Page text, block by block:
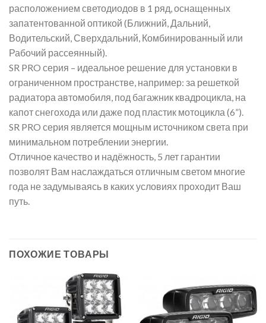
расположением светодиодов в 1 ряд, оснащенных
запатентованной оптикой (Ближний, Дальний,
Водительский, Сверхдальний, Комбинированный или
Рабочий рассеянный).
SR PRO серия – идеальное решение для установки в
ограниченном пространстве, например: за решеткой
радиатора автомобиля, под багажник квадроцикла, на
капот снегохода или даже под пластик мотоцикла (6”).
SR PRO серия является мощным источником света при
минимальном потреблении энергии.
Отличное качество и надёжность, 5 лет гарантии
позволят Вам наслаждаться отличным светом многие
года не задумываясь в каких условиях проходит Ваш
путь.
ПОХОЖИЕ ТОВАРЫ